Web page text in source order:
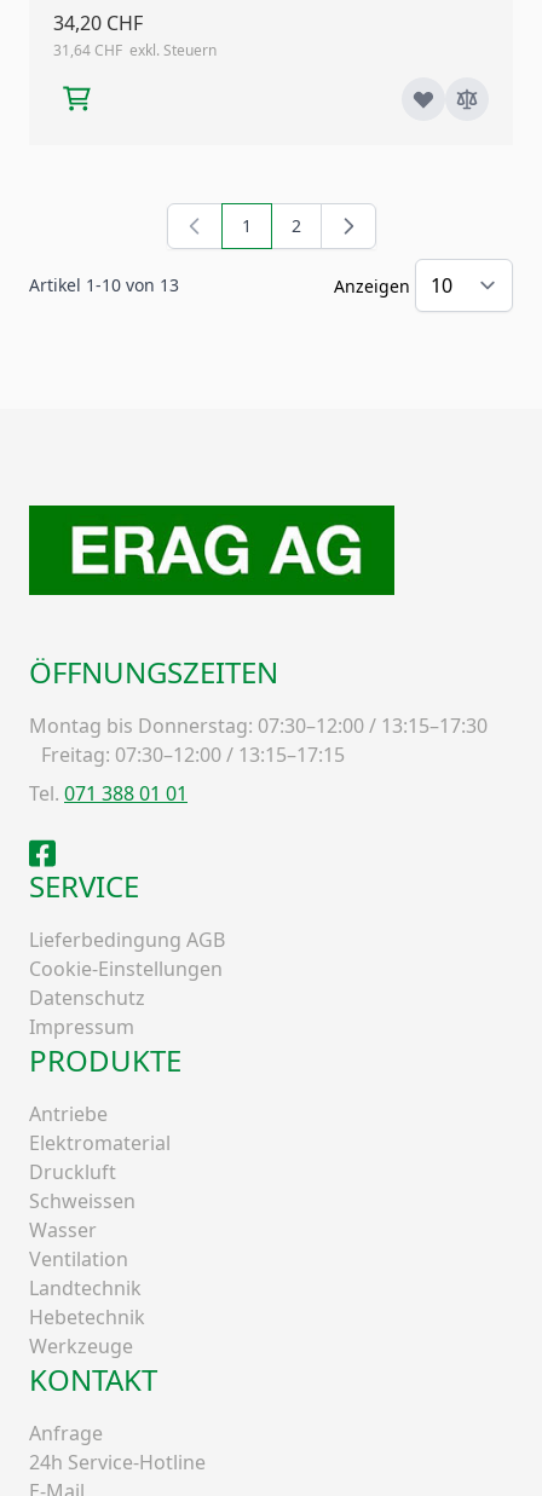
34,20 CHF
31,64 CHF
Artikel 1-10 von 13
Sie lesen gerade Seite
1 Seite
2
Anzeigen
ÖFFNUNGSZEITEN
Montag bis Donnerstag: 07:30–12:00 / 13:15–17:30
Freitag: 07:30–12:00 / 13:15–17:15
Tel. 071 388 01 01
Facebook
SERVICE
Lieferbedingung AGB
Cookie-Einstellungen
Datenschutz
Impressum
PRODUKTE
Antriebe
Elektromaterial
Druckluft
Schweissen
Wasser
Ventilation
Landtechnik
Hebetechnik
Werkzeuge
KONTAKT
Anfrage
24h Service-Hotline